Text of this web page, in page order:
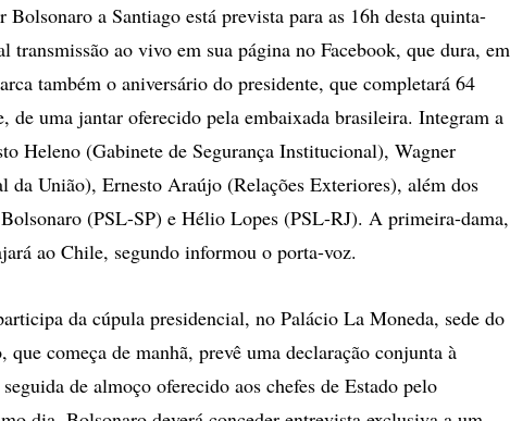
Bolsonaro a Santiago está prevista para as 16h desta quinta-
transmissão ao vivo em sua página no Facebook, que dura, em
também o aniversário do presidente, que completará 64
de uma jantar oferecido pela embaixada brasileira. Integram a
Heleno (Gabinete de Segurança Institucional), Wagner
da União), Ernesto Araújo (Relações Exteriores), além dos
(PSL-SP) e Hélio Lopes (PSL-RJ). A primeira-dama,
ao Chile, segundo informou o porta-voz.
da cúpula presidencial, no Palácio La Moneda, sede do
começa de manhã, prevê uma declaração conjunta à
de almoço oferecido aos chefes de Estado pelo